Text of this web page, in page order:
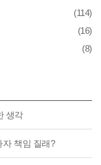
(114)
(16)
(8)
생각
자 책임 질래?